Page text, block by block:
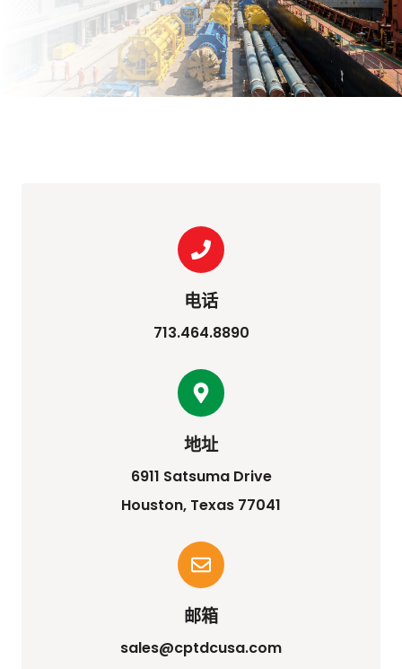
电话
713.464.8890
地址
6911 Satsuma Drive
Houston, Texas 77041
邮箱
sales@cptdcusa.com